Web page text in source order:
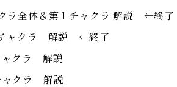
ラ全体＆第１チャクラ 解説 ←終了
ャクラ 解説 ←終了
クラ 解説
ャクラ 解説